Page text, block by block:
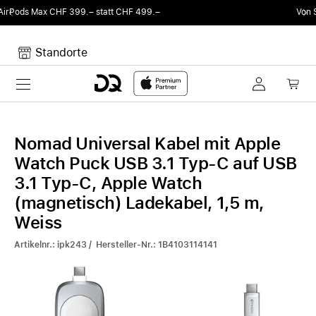
CHF 499.– DQ Radio
Standorte
Toggle navigation
Nomad Universal Kabel mit Apple
Watch Puck USB 3.1 Typ-C auf USB
3.1 Typ-C, Apple Watch
(magnetisch) Ladekabel, 1,5 m,
Weiss
Artikelnr.: ipk243 / Hersteller-Nr.: 1B4103114141